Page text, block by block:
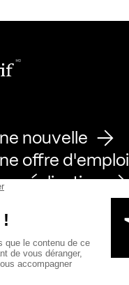
nouvelle
offre d'emploi
réalisation
Kollectif
de Kollectif
de Kollectif